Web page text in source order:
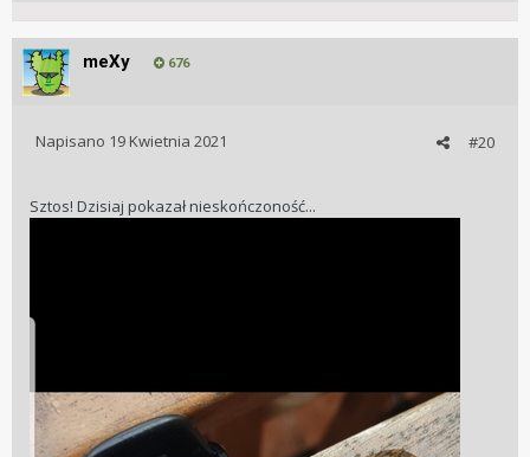
meXy 676
#20
Napisano 19 Kwietnia 2021
Sztos! Dzisiaj pokazał nieskończoność...